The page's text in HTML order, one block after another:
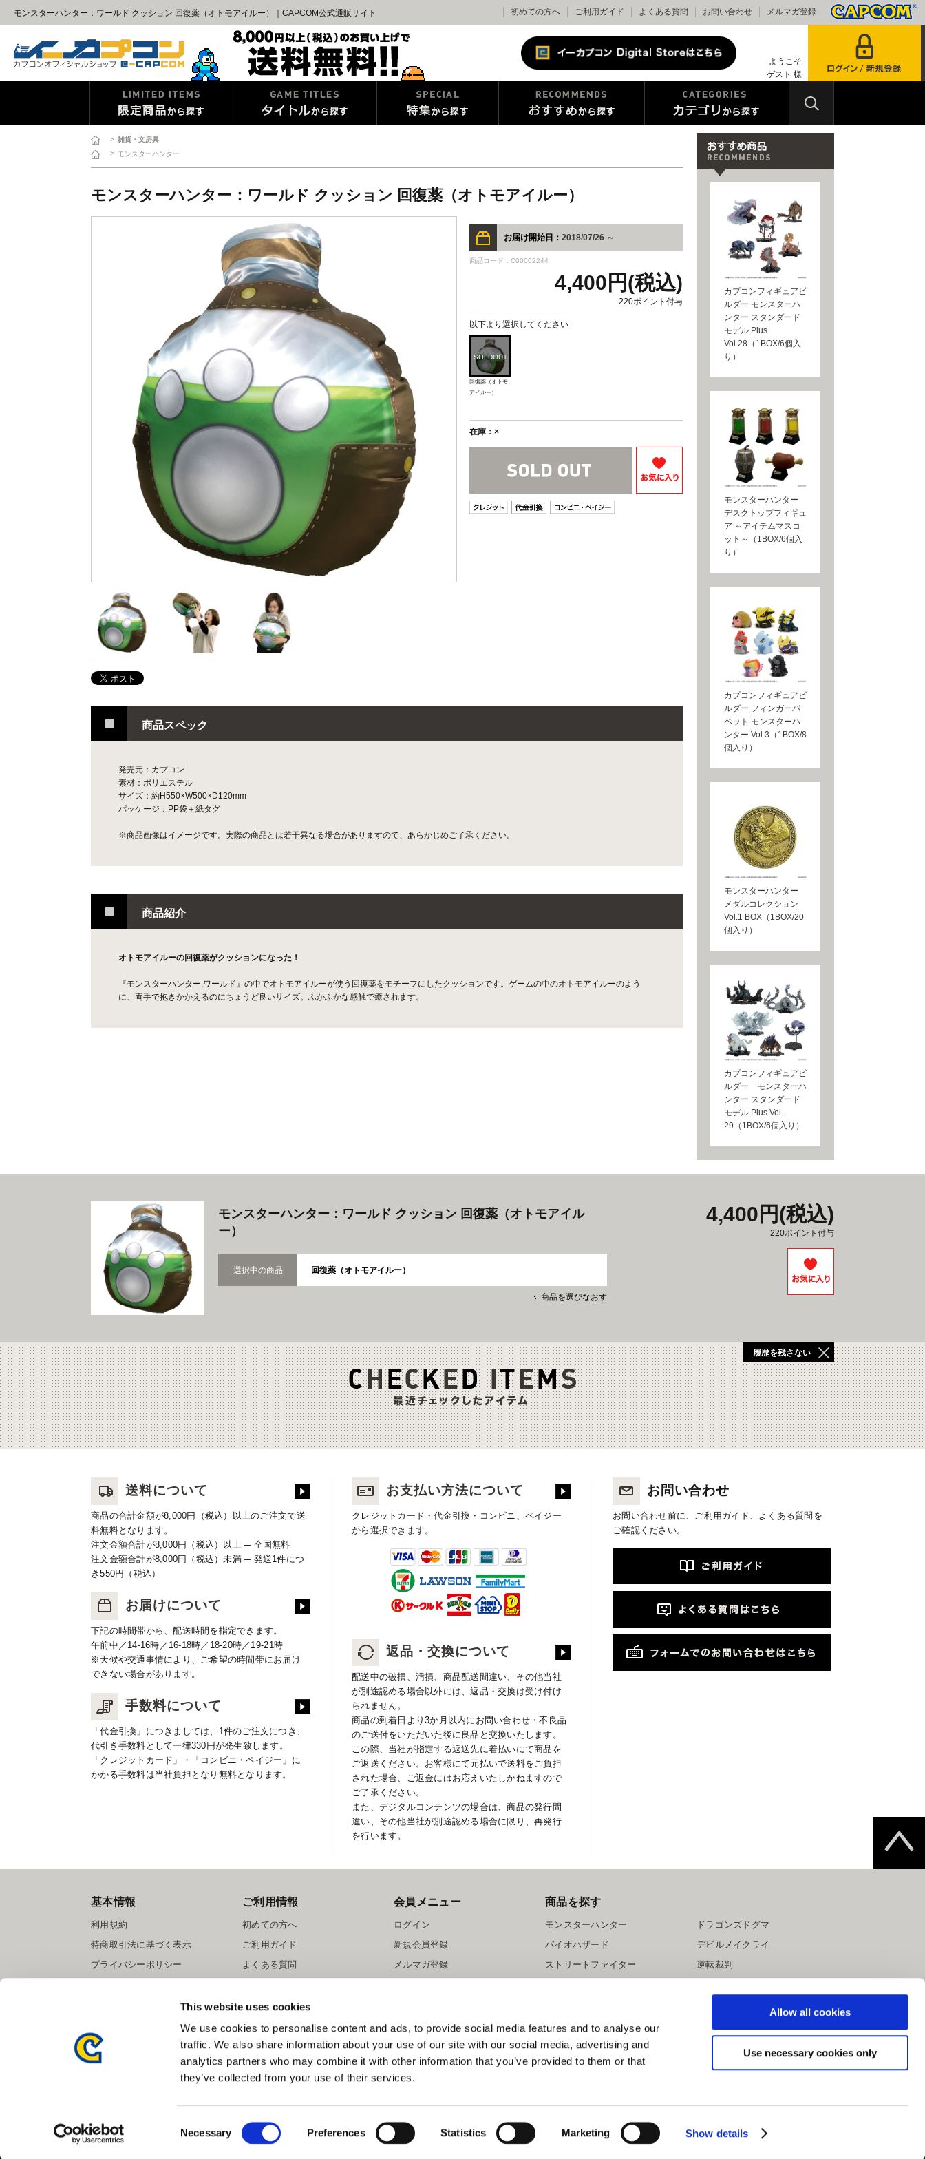
This website uses cookies
We use cookies to personalise content and ads, to provide social media features and to analyse our
traffic. We also share information about your use of our site with our social media, advertising and
analytics partners who may combine it with other information that you’ve provided to them or that
they’ve collected from your use of their services.
Selection
Necessary Preferences Statistics Marketing Show details
Allow all cookies
Use necessary cookies only
モンスターハンター：ワールド クッション 回復薬（オトモアイルー）｜CAPCOM公式通販サイト 初めての方へ ご利用ガイド よくある質問 お問い合わせ メルマガ登録
ようこそ
ゲスト 様
> 雑貨・文房具
> モンスターハンター
モンスターハンター：ワールド クッション 回復薬（オトモアイルー）
お届け開始日： 2018/07/26 ～
商品コード：C00002244
4,400円(税込)
220ポイント付与
以下より選択してください
回復薬（オトモ
アイルー）
在庫：×
商品スペック
発売元：カプコン
素材：ポリエステル
サイズ：約H550×W500×D120mm
パッケージ：PP袋＋紙タグ
※商品画像はイメージです。実際の商品とは若干異なる場合がありますので、あらかじめご了承ください。
商品紹介
オトモアイルーの回復薬がクッションになった！
『モンスターハンター:ワールド』の中でオトモアイルーが使う回復薬をモチーフにしたクッションです。ゲームの中のオトモアイルーのよう
に、両手で抱きかかえるのにちょうど良いサイズ。ふかふかな感触で癒されます。
カプコンフィギュアビ
ルダー モンスターハ
ンター スタンダード
モデル Plus
Vol.28（1BOX/6個入
り）
モンスターハンター
デスクトップフィギュ
ア ～アイテムマスコ
ット～（1BOX/6個入
り）
カプコンフィギュアビ
ルダー フィンガーパ
ペット モンスターハ
ンター Vol.3（1BOX/8
個入り）
モンスターハンター
メダルコレクション
Vol.1 BOX（1BOX/20
個入り）
カプコンフィギュアビ
ルダー モンスターハ
ンター スタンダード
モデル Plus Vol.
29（1BOX/6個入り）
モンスターハンター：ワールド クッション 回復薬（オトモアイル
ー）
選択中の商品 回復薬（オトモアイルー）
商品を選びなおす
4,400円(税込)
220ポイント付与
履歴を残さない
送料について
商品の合計金額が8,000円（税込）以上のご注文で送
料無料となります。
注文金額合計が8,000円（税込）以上 ─ 全国無料
注文金額合計が8,000円（税込）未満 ─ 発送1件につ
き550円（税込）
お届けについて
下記の時間帯から、配送時間を指定できます。
午前中／14-16時／16-18時／18-20時／19-21時
※天候や交通事情により、ご希望の時間帯にお届け
できない場合があります。
手数料について
「代金引換」につきましては、1件のご注文につき、
代引き手数料として一律330円が発生致します。
「クレジットカード」・「コンビニ・ペイジー」に
かかる手数料は当社負担となり無料となります。
お支払い方法について
クレジットカード・代金引換・コンビニ、ペイジー
から選択できます。
返品・交換について
配送中の破損、汚損、商品配送間違い、その他当社
が別途認める場合以外には、返品・交換は受け付け
られません。
商品の到着日より3か月以内にお問い合わせ・不良品
のご送付をいただいた後に良品と交換いたします。
この際、当社が指定する返送先に着払いにて商品を
ご返送ください。お客様にて元払いで送料をご負担
された場合、ご返金にはお応えいたしかねますので
ご了承ください。
また、デジタルコンテンツの場合は、商品の発行間
違い、その他当社が別途認める場合に限り、再発行
を行います。
お問い合わせ
お問い合わせ前に、ご利用ガイド、よくある質問を
ご確認ください。
基本情報
利用規約
特商取引法に基づく表示
プライバシーポリシー
ご利用情報
初めての方へ
ご利用ガイド
よくある質問
提携サイト募集
会員メニュー
ログイン
新規会員登録
メルマガ登録
商品を探す
モンスターハンター
バイオハザード
ストリートファイター
ドラゴンズドグマ
デビルメイクライ
逆転裁判
スマートフォン版を表示する